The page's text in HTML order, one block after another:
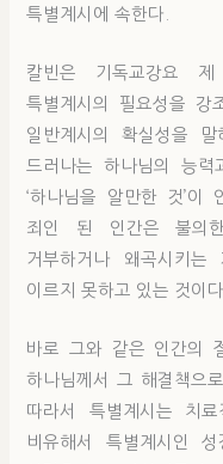
특별계시에 속한다.
칼빈은 기독교강요
특별계시의 필요성을 강
일반계시의 확실성을 말
드러나는 하나님의 능력
‘하나님을 알만한 것’이
죄인 된 인간은 불의
거부하거나 왜곡시키
이르지 못하고 있는 것이
바로 그와 같은 인간의
하나님께서 그 해결책으
따라서 특별계시는 치
비유해서 특별계시인